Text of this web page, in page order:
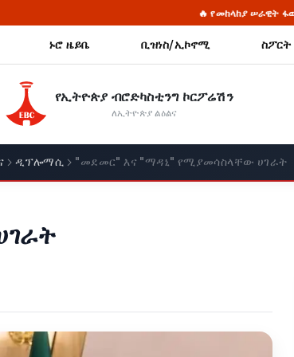
🔥 የመከላከያ ሠራዊት ፋውንዴሽን ያስመዘገበውን ለውጥ ማጠናከር
ኑሮ ዜይቤ ቢዝነስ/ኢኮኖሚ ስፖርት
የኢትዮጵያ ብሮድካስቲንግ ኮርፖሬሽን
ለኢትዮጵያ ልዕልና
ዲፕሎማሲ "መደመር" እና "ማዳኒ" የሚያመሳስላቸው ሀገራት